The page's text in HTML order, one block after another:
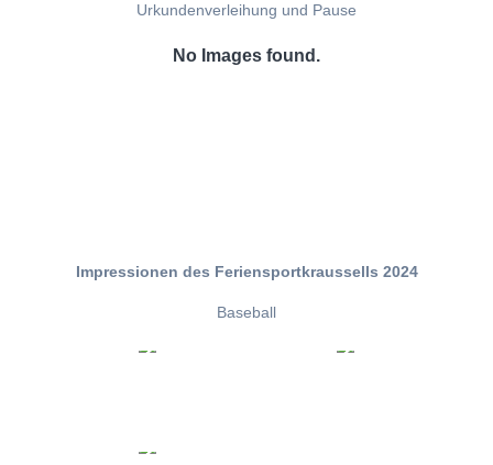
Urkundenverleihung und Pause
No Images found.
Impressionen des Feriensportkraussells 2024
Baseball